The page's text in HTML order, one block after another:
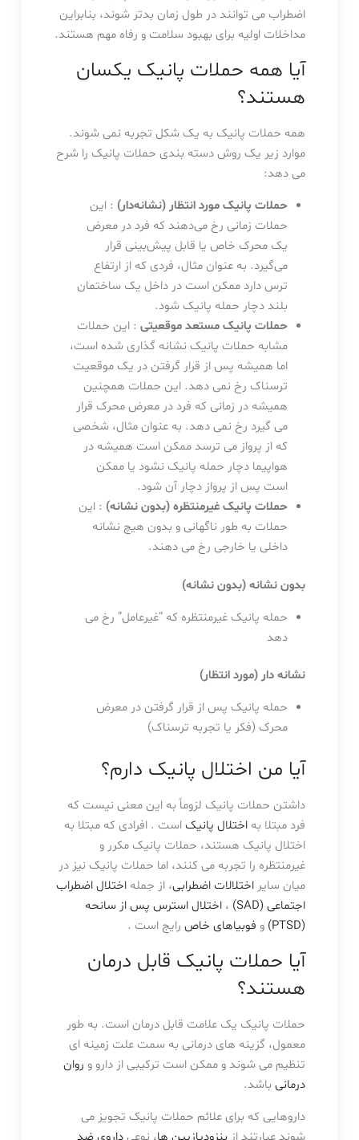
اضطراب می توانند در طول زمان بدتر شوند، بنابراین
مداخلات اولیه برای بهبود سلامت و رفاه مهم هستند.
آیا همه حملات پانیک یکسان
هستند؟
همه حملات پانیک به یک شکل تجربه نمی شوند.
موارد زیر یک روش دسته بندی حملات پانیک را شرح
می دهد:
حملات پانیک مورد انتظار (نشانه‌دار) : این
حملات زمانی رخ می‌دهند که فرد در معرض
یک محرک خاص یا قابل پیش‌بینی قرار
می‌گیرد. به عنوان مثال، فردی که از ارتفاع
ترس دارد ممکن است در داخل یک ساختمان
بلند دچار حمله پانیک شود.
حملات پانیک مستعد موقعیتی : این حملات
مشابه حملات پانیک نشانه گذاری شده است،
اما همیشه پس از قرار گرفتن در یک موقعیت
ترسناک رخ نمی دهد. این حملات همچنین
همیشه در زمانی که فرد در معرض محرک قرار
می گیرد رخ نمی دهد. به عنوان مثال، شخصی
که از پرواز می ترسد ممکن است همیشه در
هواپیما دچار حمله پانیک نشود یا ممکن
است پس از پرواز دچار آن شود.
حملات پانیک غیرمنتظره (بدون نشانه) : این
حملات به طور ناگهانی و بدون هیچ نشانه
داخلی یا خارجی رخ می دهند.
بدون نشانه (بدون نشانه)
حمله پانیک غیرمنتظره که “غیرعامل” رخ می
دهد
نشانه دار (مورد انتظار)
حمله پانیک پس از قرار گرفتن در معرض
محرک (فکر یا تجربه ترسناک)
آیا من اختلال پانیک دارم؟
داشتن حملات پانیک لزوماً به این معنی نیست که
فرد مبتلا به اختلال پانیکاست . افرادی که مبتلا به
اختلال پانیک هستند، حملات پانیک مکرر و
غیرمنتظره را تجربه می کنند، اما حملات پانیک نیز در
میان سایر اختلالات اضطرابی، از جمله اختلال اضطراب
اجتماعی (SAD)
، اختلال استرس پس از سانحه
(PTSD)
و فوبیاهای خاصرایج است .
آیا حملات پانیک قابل درمان
هستند؟
حملات پانیک یک علامت قابل درمان است. به طور
معمول، گزینه های درمانی به سمت علت زمینه ای
تنظیم می شوند و ممکن است ترکیبی از دارو و روان
درمانیباشد.
داروهایی که برای علائم حملات پانیک تجویز می